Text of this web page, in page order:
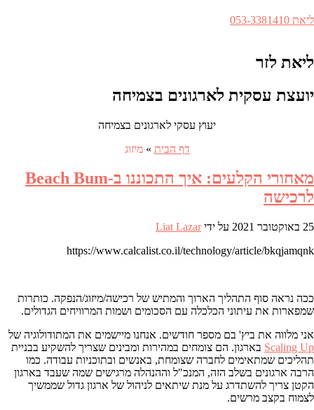
מספר
ליאת 053-3381410​
ליאת לזר
יועצת עסקית לארגונים בצמיחה
יעוץ עסקי לארגונים בצמיחה
דף הבית »מיזוג
מאחורי הקלעים: איך התכוננו ב-Beach Bum
לרכישה
25 באוקטובר 2021 על ידיLiat Lazar
https://www.calcalist.co.il/technology/article/bkqjamqnk
ככה נראה סוף התהליך הארוך והמתיש של רכישה/מיזוג/הנפקה. כותרות
שמפארות את עיתוני הכלכלה עם הסכומים ושמות המרוויחים הגדולים.
אני מלווה את ביץ' בם מספר חודשים. אנחנו מיישמים את המתודולוגיה של
Scaling Up בארגון. הם צומחים במהירות ומבינים שצריך להשקיע בבניית
תהליכים שמתאימים לחברה שצומחת, באנשים ובתוכניות עבודה. כמו
הרבה ארגונים בשלב הזה, המנכ"ל וההנהלה מרגישים שמה שעבד בארגון
הקטן צריך להשתדרג על מנת שיתאים לניהול של ארגון גדול שממשיך
לצמוח בקצב מרשים.